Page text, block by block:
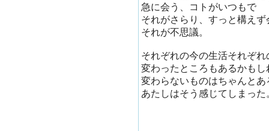
急に会う、コトがいつもで
それがさらり、すっと構えず
それが不思議。
それぞれの今の生活それぞれ
変わったところもあるかもし
変わらないものはちゃんとあ
あたしはそう感じてしまった